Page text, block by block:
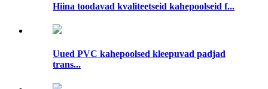
Hiina toodavad kvaliteetseid kahepoolseid f...
Uued PVC kahepoolsed kleepuvad padjad
trans...